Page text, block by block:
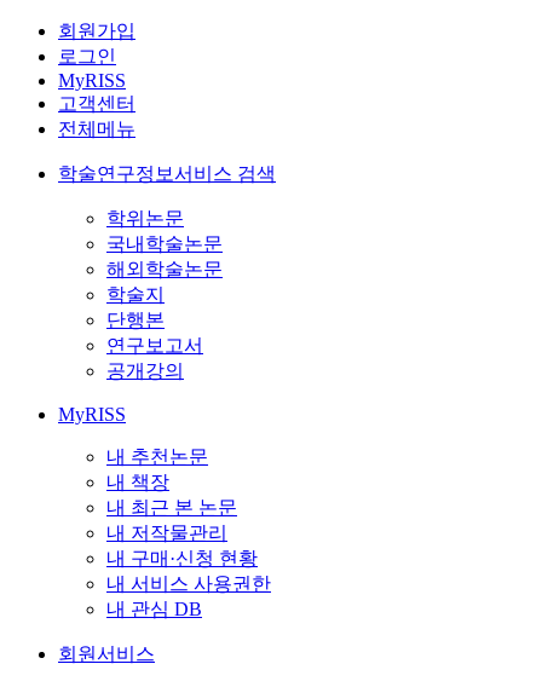
회원가입
로그인
MyRISS
고객센터
전체메뉴
학술연구정보서비스 검색
학위논문
국내학술논문
해외학술논문
학술지
단행본
연구보고서
공개강의
MyRISS
내 추천논문
내 책장
내 최근 본 논문
내 저작물관리
내 구매·신청 현황
내 서비스 사용권한
내 관심 DB
회원서비스